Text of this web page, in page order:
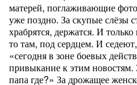
матерей, поглаживающие
уже поздно. За скупые слёзы
храбрятся, держатся. И
то там, под сердцем. И
«сегодня в зоне боевых
привыкание к этим новостям.
папа где?» За дрожащее